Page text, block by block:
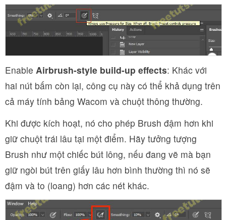
Enable Airbrush-style build-up effects: Khác với
hai nút bấm còn lại, công cụ này có thể khả dụng trên
cả máy tính bảng Wacom và chuột thông thường.
Khi được kích hoạt, nó cho phép Brush đậm hơn khi
giữ chuột trái lâu tại một điểm. Hãy tưởng tượng
Brush như một chiếc bút lông, nếu đang vẽ mà bạn
giữ ngòi bút trên giấy lâu hơn bình thường thì nó sẽ
đậm và to (loang) hơn các nét khác.